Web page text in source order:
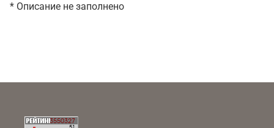
* Описание не заполнено